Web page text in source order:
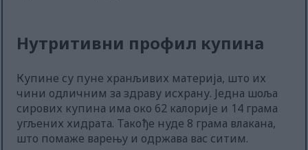
Нутритивни профил купина
Купине су пуне хранљивих материја, што их
чини одличним за здраву исхрану. Једна шоља
сирових купина има око 62 калорије и 14 грама
угљених хидрата. Такође нуде 8 грама влакана,
што помаже варењу и одржава вас ситим.